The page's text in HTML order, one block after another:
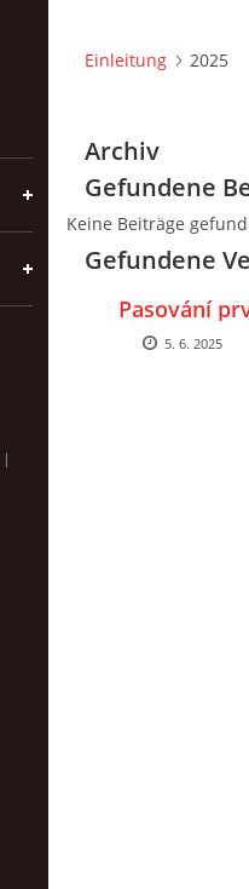
|
Einleitung 2025
Archiv
Gefundene
Keine Beiträge
Gefundene
Pasování
5. 6. 2025